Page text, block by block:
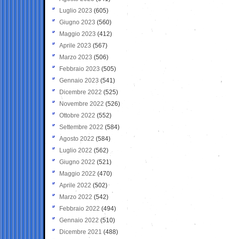
Luglio 2023 (605)
Giugno 2023 (560)
Maggio 2023 (412)
Aprile 2023 (567)
Marzo 2023 (506)
Febbraio 2023 (505)
Gennaio 2023 (541)
Dicembre 2022 (525)
Novembre 2022 (526)
Ottobre 2022 (552)
Settembre 2022 (584)
Agosto 2022 (584)
Luglio 2022 (562)
Giugno 2022 (521)
Maggio 2022 (470)
Aprile 2022 (502)
Marzo 2022 (542)
Febbraio 2022 (494)
Gennaio 2022 (510)
Dicembre 2021 (488)